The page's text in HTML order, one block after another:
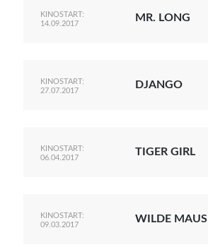
KINOSTART:
14.09.2017
MR. LONG
KINOSTART:
27.07.2017
DJANGO
KINOSTART:
06.04.2017
TIGER GIRL
KINOSTART:
09.03.2017
WILDE MAUS